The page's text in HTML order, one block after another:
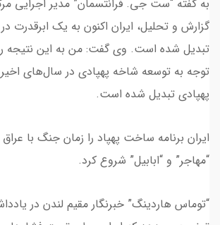
به گفته “ست جی. فرانتسمان” مدیر اجرایی
گزارش و تحلیل،‌ ایران اکنون به یک ابرقدرت
تبدیل شده است. وی گفت: من به این نتیجه
توجه به توسعه شاخه پهپادی در سال‌های
پهپادی تبدیل شده است.
ایران برنامه ساخت پهپاد را زمان جنگ با عراق
“مهاجر” و “ابابیل” شروع کرد.
“توماس هاردینگ” خبرنگار مقیم لندن در